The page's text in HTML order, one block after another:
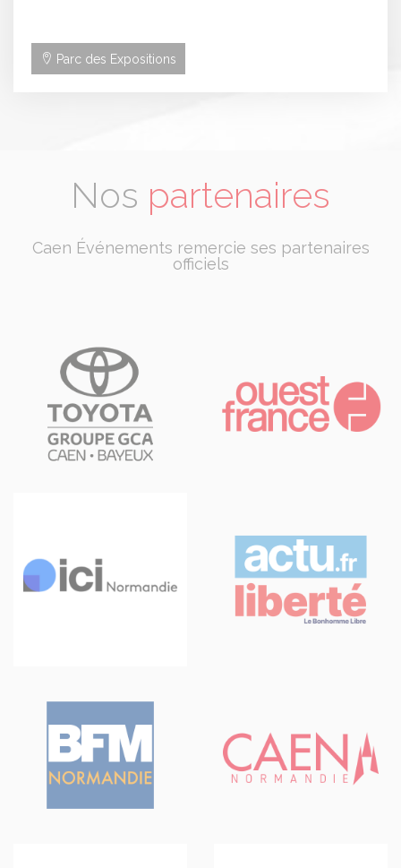
Parc des Expositions
Nos partenaires
Caen Événements remercie ses partenaires
officiels